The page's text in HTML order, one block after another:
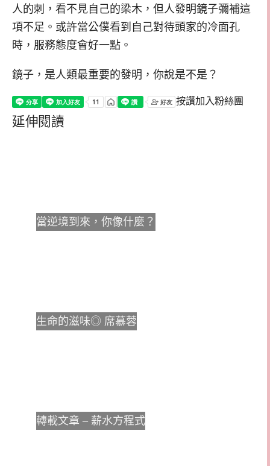
人的刺，看不見自己的梁木，但人發明鏡子彌補這
項不足。或許當公僕看到自己對待頭家的冷面孔
時，服務態度會好一點。
鏡子，是人類最重要的發明，你說是不是？
按讚加入粉絲團
延伸閱讀
當逆境到來，你像什麼？
生命的滋味◎ 席慕蓉
轉載文章 – 薪水方程式